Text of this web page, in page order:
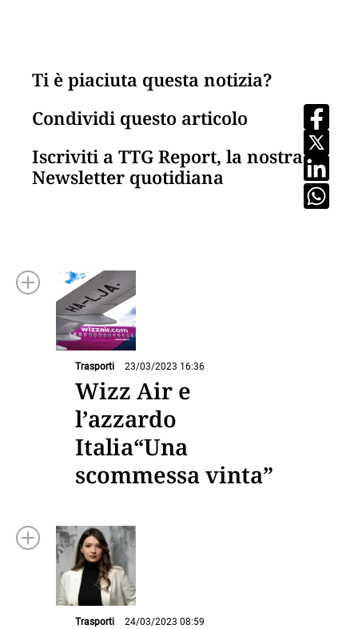
Ti è piaciuta questa notizia?
Condividi questo articolo
Iscriviti a TTG Report, la nostra
Newsletter quotidiana
Trasporti 23/03/2023 16:36
Wizz Air e
l’azzardo
Italia“Una
scommessa vinta”
Trasporti 24/03/2023 08:59